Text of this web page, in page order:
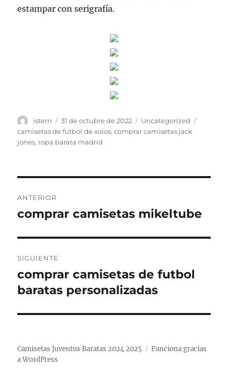
estampar con serigrafía.
Autor
istern
Publicado
el
31 de octubre de 2022 Categorías
Uncategorized
camisetas de futbol de xolos,comprar camisetas jack
jones, ropa barata madrid
de
ANTERIOR
Entrada
comprar camisetas mikeltube
SIGUIENTE
Entrada
siguiente:
comprar camisetas de futbol
baratas personalizadas
Camisetas Juventus Baratas 2024 2025
Funciona gracias
a WordPress